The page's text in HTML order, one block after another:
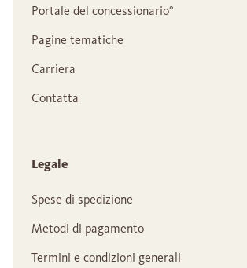
Portale del concessionario°
Pagine tematiche
Carriera
Contatta
Legale
Spese di spedizione
Metodi di pagamento
Termini e condizioni generali